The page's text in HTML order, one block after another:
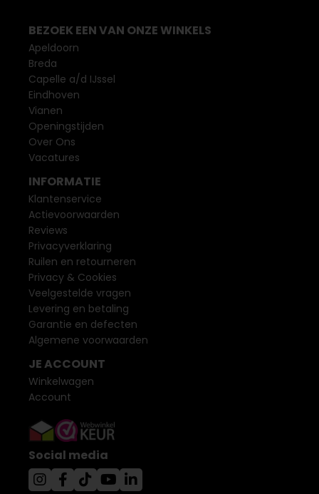
BEZOEK EEN VAN ONZE WINKELS
Apeldoorn
Breda
Capelle a/d IJssel
Eindhoven
Vianen
Openingstijden
Over Ons
Vacatures
INFORMATIE
Klantenservice
Actievoorwaarden
Reviews
Privacyverklaring
Ruilen en retourneren
Privacy & Cookies
Veelgestelde vragen
Levering en betaling
Garantie en defecten
Algemene voorwaarden
JE ACCOUNT
Winkelwagen
Account
Social media